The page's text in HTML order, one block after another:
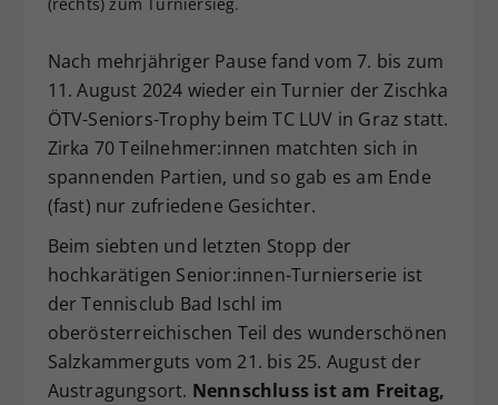
Nach mehrjähriger Pause fand vom 7. bis zum
11. August 2024 wieder ein Turnier der Zischka
ÖTV-Seniors-Trophy beim TC LUV in Graz statt.
Zirka 70 Teilnehmer:innen matchten sich in
spannenden Partien, und so gab es am Ende
(fast) nur zufriedene Gesichter.
Beim siebten und letzten Stopp der
hochkarätigen Senior:innen-Turnierserie ist
der Tennisclub Bad Ischl im
oberösterreichischen Teil des wunderschönen
Salzkammerguts vom 21. bis 25. August der
Austragungsort. Nennschluss ist am Freitag,
Zweck
Einstellungen. Unter anderem eine
zufällig generierte ID, für die
historische Speicherung Ihrer
vorgenommen Einstellungen, falls der
Webseiten-Betreiber dies eingestellt
hat.